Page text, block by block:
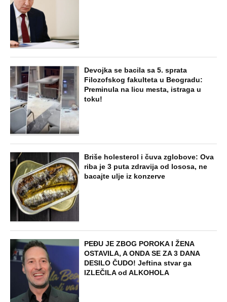
Devojka se bacila sa 5. sprata
Filozofskog fakulteta u Beogradu:
Preminula na licu mesta, istraga u
toku!
Briše holesterol i čuva zglobove: Ova
riba je 3 puta zdravija od lososa, ne
bacajte ulje iz konzerve
PEĐU JE ZBOG POROKA I ŽENA
OSTAVILA, A ONDA SE ZA 3 DANA
DESILO ČUDO! Jeftina stvar ga
IZLEČILA od ALKOHOLA